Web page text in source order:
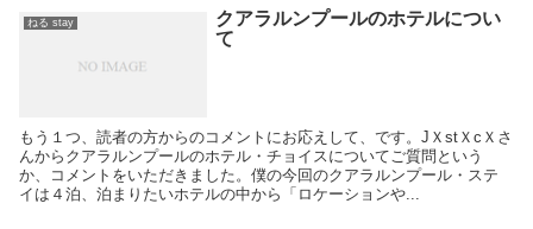
ねる stay
クアラルンプールのホテルについ
て
もう１つ、読者の方からのコメントにお応えして、です。JＸstＸcＸさ
んからクアラルンプールのホテル・チョイスについてご質問という
か、コメントをいただきました。僕の今回のクアラルンプール・ステ
イは４泊、泊まりたいホテルの中から「ロケーションや...